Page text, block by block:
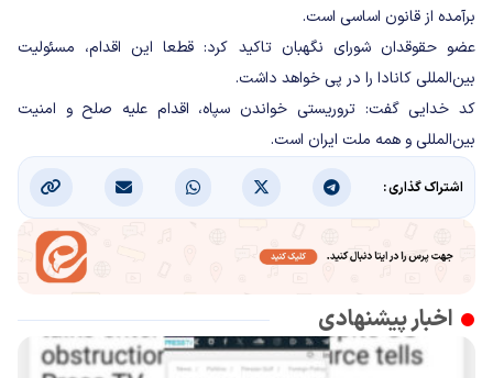
برآمده از قانون اساسی است.
عضو حقوقدان شورای نگهبان تاکید کرد: قطعا این اقدام، مسئولیت
بین‌المللی کانادا را در پی خواهد داشت.
کد خدایی گفت: تروریستی خواندن سپاه، اقدام علیه صلح و امنیت
بین‌المللی و همه ملت ایران است.
اشتراک گذاری :
اخبار پیشنهادی